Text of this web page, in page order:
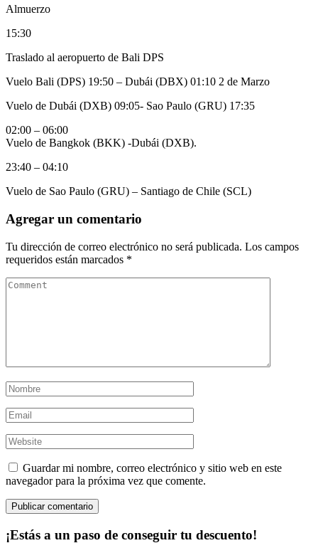
Almuerzo
15:30
Traslado al aeropuerto de Bali DPS
Vuelo Bali (DPS) 19:50 – Dubái (DBX) 01:10 2 de Marzo
Vuelo de Dubái (DXB) 09:05- Sao Paulo (GRU) 17:35
02:00 – 06:00
Vuelo de Bangkok (BKK) -Dubái (DXB).
23:40 – 04:10
Vuelo de Sao Paulo (GRU) – Santiago de Chile (SCL)
Agregar un comentario
Tu dirección de correo electrónico no será publicada. Los campos
requeridos están marcados *
Guardar mi nombre, correo electrónico y sitio web en este
navegador para la próxima vez que comente.
¡Estás a un paso de conseguir tu descuento!